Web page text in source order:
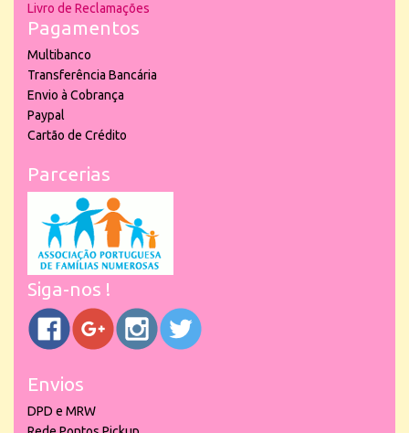
Livro de Reclamações
Pagamentos
Multibanco
Transferência Bancária
Envio à Cobrança
Paypal
Cartão de Crédito
Parcerias
Siga-nos !
Envios
DPD e MRW